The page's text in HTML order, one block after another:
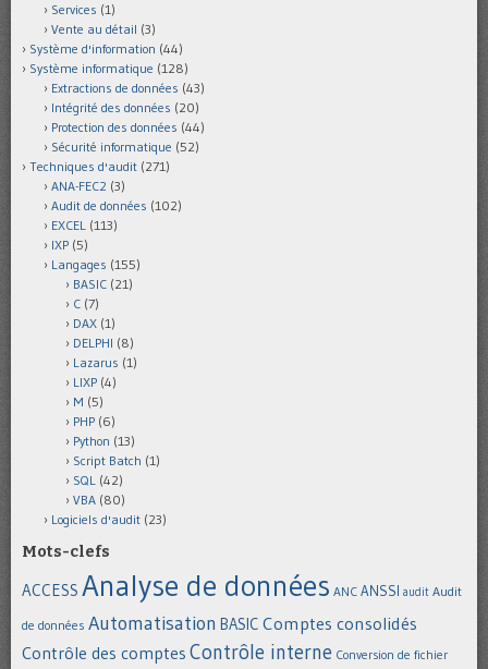
Services (1)
Vente au détail (3)
Système d'information (44)
Système informatique (128)
Extractions de données (43)
Intégrité des données (20)
Protection des données (44)
Sécurité informatique (52)
Techniques d'audit (271)
ANA-FEC2 (3)
Audit de données (102)
EXCEL (113)
IXP (5)
Langages (155)
BASIC (21)
C (7)
DAX (1)
DELPHI (8)
Lazarus (1)
LIXP (4)
M (5)
PHP (6)
Python (13)
Script Batch (1)
SQL (42)
VBA (80)
Logiciels d'audit (23)
Mots-clefs
ACCESS Analyse de données ANC ANSSI audit Audit
de données Automatisation BASIC Comptes consolidés
Contrôle des comptes Contrôle interne Conversion de fichier